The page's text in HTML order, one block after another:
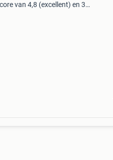
van 4,8 (excellent) en 30